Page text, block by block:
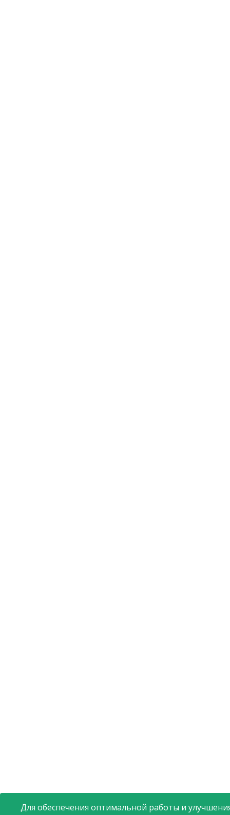
Для обеспечения оптимальной работы и